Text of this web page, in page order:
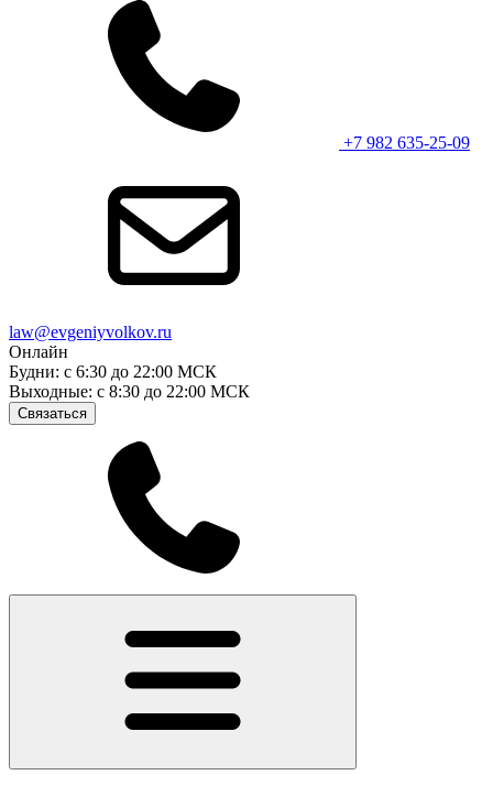
+7 982 635-25-09
law@evgeniyvolkov.ru
Онлайн
Будни: с 6:30 до 22:00 МСК
Выходные: с 8:30 до 22:00 МСК
Связаться